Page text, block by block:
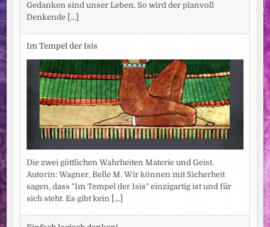
Gedanken sind unser Leben. So wird der planvoll
Denkende [...]
Im Tempel der Isis
Die zwei göttlichen Wahrheiten Materie und Geist.
Autorin: Wagner, Belle M. Wir können mit Sicherheit
sagen, dass "Im Tempel der Isis" einzigartig ist und für
sich steht. Es gibt kein [...]